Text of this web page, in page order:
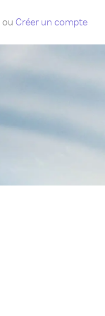
ou Créer un compte